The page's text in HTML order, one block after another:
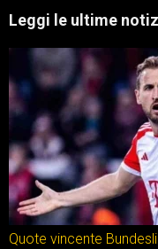
Leggi le ultime
Quote vincente